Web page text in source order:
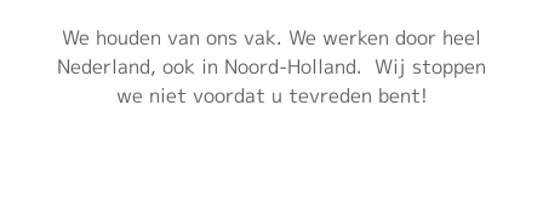
We houden van ons vak. We werken door heel
Nederland, ook in Noord-Holland. Wij stoppen
we niet voordat u tevreden bent!